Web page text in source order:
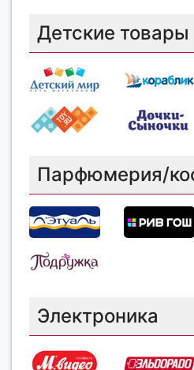
Детские товары
Парфюмерия/
Электроника